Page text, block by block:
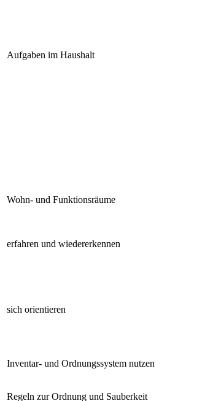
Aufgaben im Haushalt
Wohn- und Funktionsräume
erfahren und wiedererkennen
sich orientieren
Inventar- und Ordnungssystem nutzen
Regeln zur Ordnung und Sauberkeit